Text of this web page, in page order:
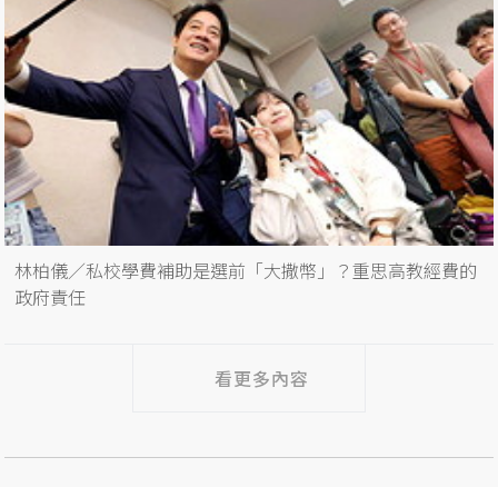
林柏儀／私校學費補助是選前「大撒幣」？重思高教經費的
政府責任
看更多內容